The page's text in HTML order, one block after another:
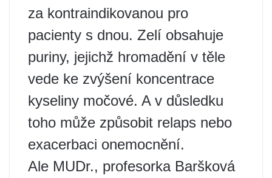
za kontraindikovanou pro
pacienty s dnou. Zelí obsahuje
puriny, jejichž hromadění v těle
vede ke zvýšení koncentrace
kyseliny močové. A v důsledku
toho může způsobit relaps nebo
exacerbaci onemocnění.
Ale MUDr., profesorka Baršková